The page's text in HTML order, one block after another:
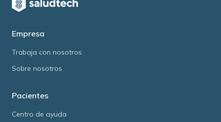
Empresa
Trabaja con nosotros
Sobre nosotros
Pacientes
Centro de ayuda